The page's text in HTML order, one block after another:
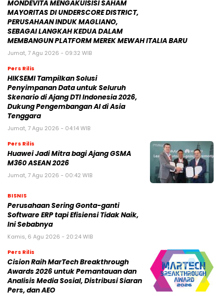
MONDEVITA MENGAKUISISI SAHAM
MAYORITAS DI UNDERSCORE DISTRICT,
PERUSAHAAN INDUK MAGLIANO,
SEBAGAI LANGKAH KEDUA DALAM
MEMBANGUN PLATFORM MEREK MEWAH ITALIA BARU
Jumat, 7 Agu 2026 - 09:32 WIB
Pers Rilis
HIKSEMI Tampilkan Solusi
Penyimpanan Data untuk Seluruh
Skenario di Ajang DTI Indonesia 2026,
Dukung Pengembangan AI di Asia
Tenggara
Jumat, 7 Agu 2026 - 04:14 WIB
Pers Rilis
Huawei Jadi Mitra bagi Ajang GSMA
M360 ASEAN 2026
Jumat, 7 Agu 2026 - 00:42 WIB
BISNIS
Perusahaan Sering Gonta-ganti
Software ERP tapi Efisiensi Tidak Naik,
Ini Sebabnya
Kamis, 6 Agu 2026 - 20:24 WIB
Pers Rilis
Cision Raih MarTech Breakthrough
Awards 2026 untuk Pemantauan dan
Analisis Media Sosial, Distribusi Siaran
Pers, dan AEO